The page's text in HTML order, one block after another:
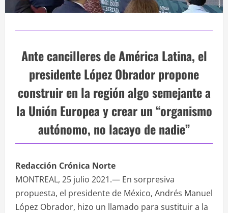
Ante cancilleres de América Latina, el
presidente López Obrador propone
construir en la región algo semejante a
la Unión Europea y crear un “organismo
autónomo, no lacayo de nadie”
Redacción Crónica Norte
MONTREAL, 25 julio 2021.— En sorpresiva
propuesta, el presidente de México, Andrés Manuel
López Obrador, hizo un llamado para sustituir a la